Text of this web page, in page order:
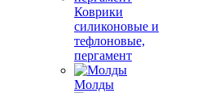
Коврики
силиконовые и
тефлоновые,
пергамент
Молды